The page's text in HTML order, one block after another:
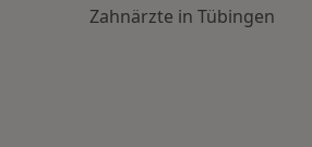
Zahnärzte in Tübingen